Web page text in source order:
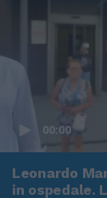
00:00
Leonardo
in ospedale.